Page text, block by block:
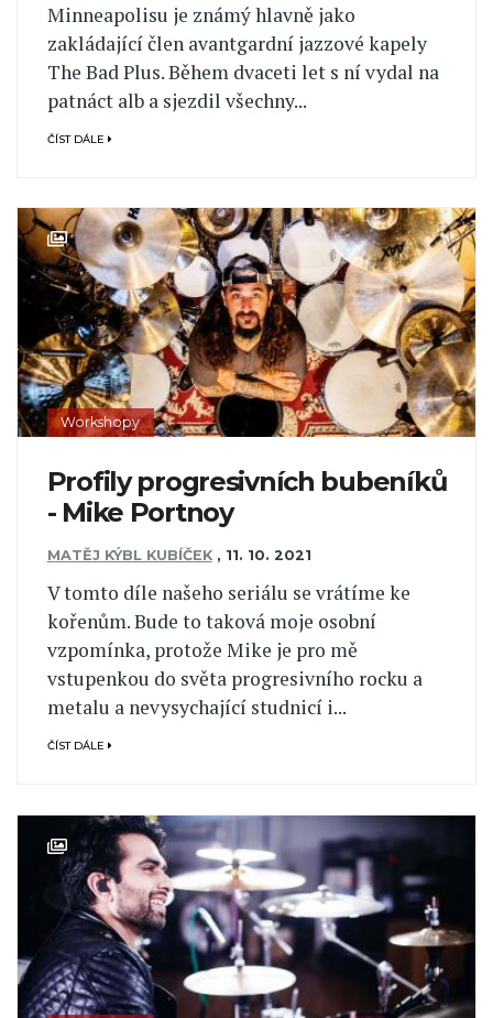
Minneapolisu je známý hlavně jako
zakládající člen avantgardní jazzové kapely
The Bad Plus. Během dvaceti let s ní vydal na
patnáct alb a sjezdil všechny...
ČÍST DÁLE
Workshopy
Profily progresivních bubeníků
- Mike Portnoy
MATĚJ KÝBL KUBÍČEK , 11. 10. 2021
V tomto díle našeho seriálu se vrátíme ke
kořenům. Bude to taková moje osobní
vzpomínka, protože Mike je pro mě
vstupenkou do světa progresivního rocku a
metalu a nevysychající studnicí i...
ČÍST DÁLE